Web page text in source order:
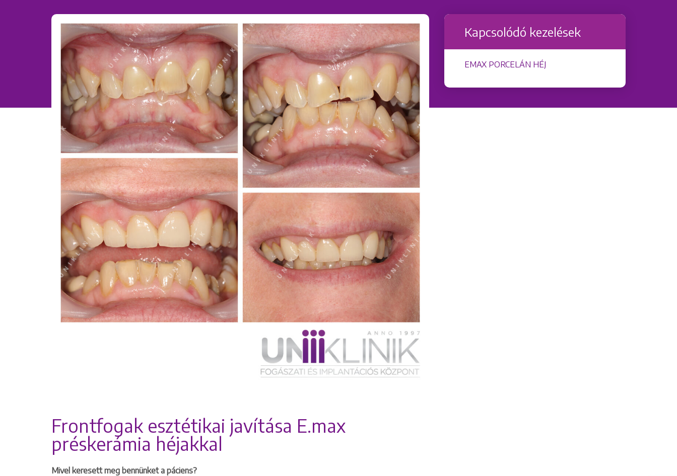
Frontfogak esztétikai javítása E.max
préskerámia héjakkal
Mivel keresett meg bennünket a páciens?
Kapcsolódó kezelések
EMAX PORCELÁN HÉJ